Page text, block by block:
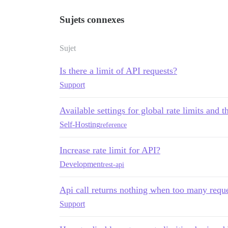
Sujets connexes
Sujet
Is there a limit of API requests?
Support
Available settings for global rate limits and
Self-Hostingreference
Increase rate limit for API?
Developmentrest-api
Api call returns nothing when too many
Support